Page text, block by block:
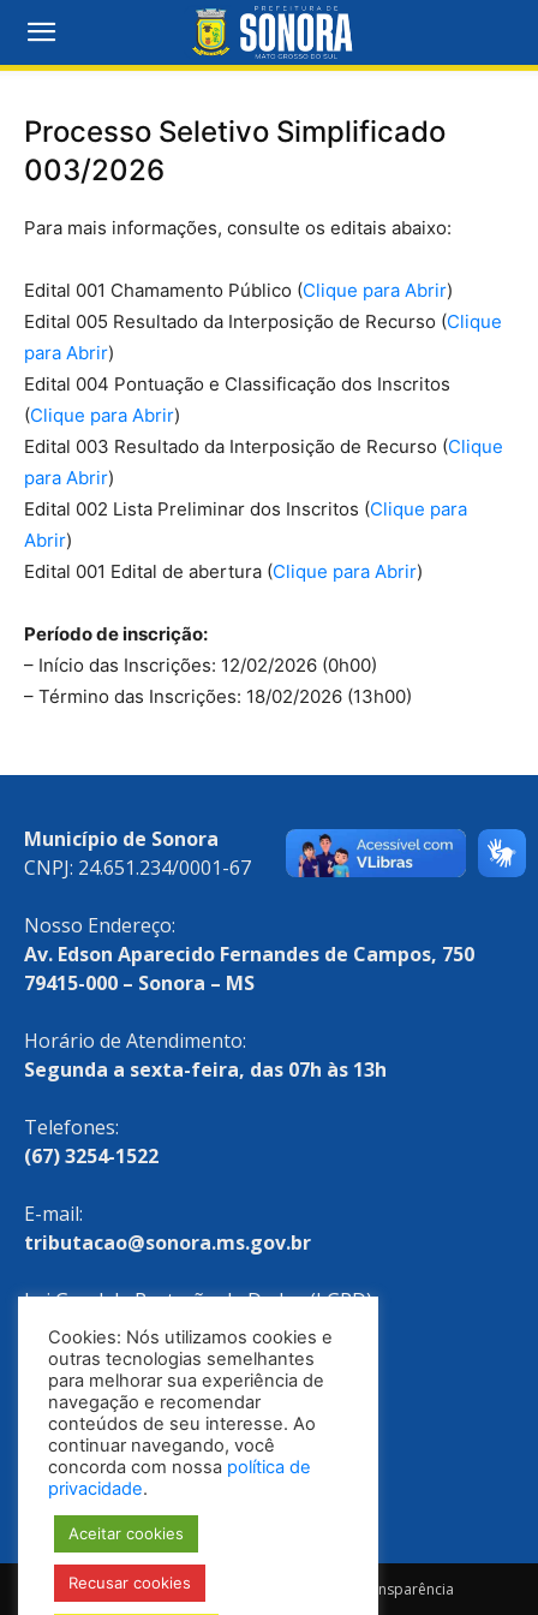
Processo Seletivo Simplificado
003/2026
Para mais informações, consulte os editais abaixo:
Edital 001 Chamamento Público (Clique para Abrir)
Edital 005 Resultado da Interposição de Recurso (Clique
para Abrir)
Edital 004 Pontuação e Classificação dos Inscritos
(Clique para Abrir)
Edital 003 Resultado da Interposição de Recurso (Clique
para Abrir)
Edital 002 Lista Preliminar dos Inscritos (Clique para
Abrir)
Edital 001 Edital de abertura (Clique para Abrir)
Período de inscrição:
– Início das Inscrições: 12/02/2026 (0h00)
– Término das Inscrições: 18/02/2026 (13h00)
Município de Sonora
CNPJ: 24.651.234/0001-67
Nosso Endereço:
Av. Edson Aparecido Fernandes de Campos, 750
79415-000 – Sonora – MS
Horário de Atendimento:
Segunda a sexta-feira, das 07h às 13h
Telefones:
(67) 3254-1522
E-mail:
tributacao@sonora.ms.gov.br
Lei Geral de Proteção de Dados (LGPD)
Política de Privacidade
Notícias Ouvidoria
Portal da Transparência
Cookies: Nós utilizamos cookies e
outras tecnologias semelhantes
para melhorar sua experiência de
navegação e recomendar
conteúdos de seu interesse. Ao
continuar navegando, você
concorda com nossa política de
privacidade.
Aceitar cookies
Recusar cookies